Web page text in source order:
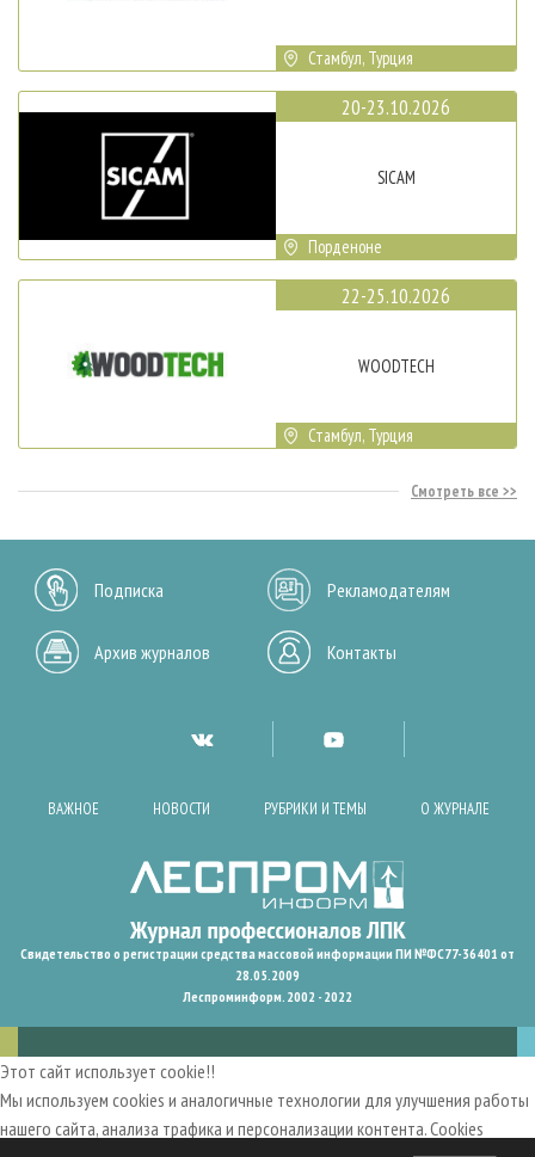
Стамбул, Турция
20-23.10.2026
SICAM
Порденоне
22-25.10.2026
WOODTECH
Стамбул, Турция
Смотреть все
Подписка Рекламодателям
Архив журналов Контакты
ВАЖНОЕ НОВОСТИ РУБРИКИ И ТЕМЫ О ЖУРНАЛЕ
Свидетельство о регистрации средства массовой информации ПИ №ФС77-36401 от
28.05.2009
Леспроминформ. 2002 - 2022
Этот сайт использует cookie!!
Мы используем cookies и аналогичные технологии для улучшения работы
нашего сайта, анализа трафика и персонализации контента. Cookies